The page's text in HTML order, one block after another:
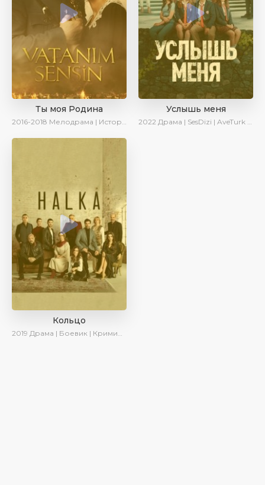
Ты моя Родина
2016-2018 Мелодрама | Исторический | Военный | Turok1990
Услышь меня
2022 Драма | SesDizi | AveTurk | Turok1990
Кольцо
2019 Драма | Боевик | Криминал